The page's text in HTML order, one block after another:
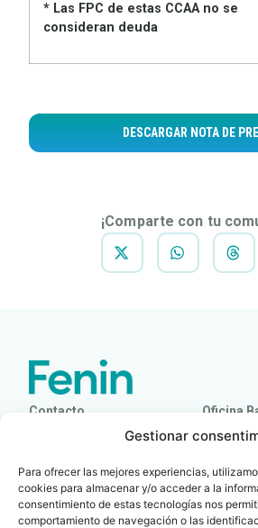
Gestionar
Para ofrecer las mejores experiencias,
cookies para almacenar y/o acceder a la
consentimiento de estas tecnologías nos
comportamiento de navegación o las
* Las FPC de estas CCAA no se
consideran deuda
DESCARGAR NOTA DE
¡Comparte con tu
Contacto
info@fenin.es
28001
915 759 800
Oficina
932
Copyright © 2025 FENIN | Política
|